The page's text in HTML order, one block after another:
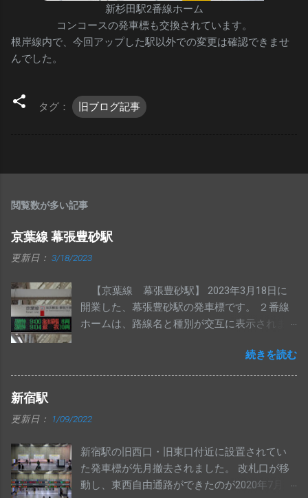
新杉田駅2番線ホーム
コンコースの発車標も交換されています。
根岸線内で、今回アップした駅以外での変更は確認できませ
んでした。
タグ： 旧ブログ記事
閲覧数が多い記事
京葉線 幕張豊砂駅
更新日： 3/18/2023
【京葉線 幕張豊砂駅】 2023年3月18日に
開業した、幕張豊砂駅の発車標です。 ２番線
ホームは、路線名と種別が交互に表示されま
導入されるのは初めてと思われます。続きを読む
新宿駅
更新日： 1/09/2022
新宿駅の旧西口・旧東口付近に設置されてい
た発車標が先月撤去されました。 改札口が移
動し、東西自由通路ができたのが2020年7月19